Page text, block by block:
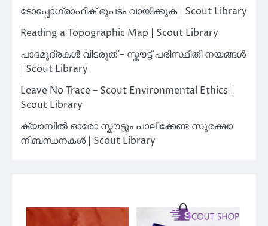
ടോപ്പോഗ്രാഫിക് ഭൂപടം വായിക്കുക | Scout Library
Reading a Topographic Map | Scout Library
പാദമുദ്രകൾ വിടരുത് – സ്കൗട്ട് പരിസ്ഥിതി നയങ്ങൾ
| Scout Library
Leave No Trace – Scout Environmental Ethics |
Scout Library
ക്യാമ്പിൽ ഓരോ സ്കൗട്ടും പാലിക്കേണ്ട സുരക്ഷാ
നിബന്ധനകൾ | Scout Library